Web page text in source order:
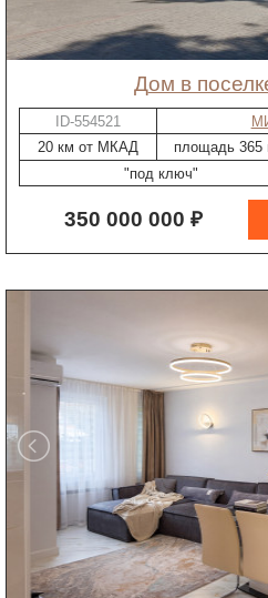
дом в
ID-554521
20 км от МКАД
площадь 365
"под ключ"
350 000 000 ₽